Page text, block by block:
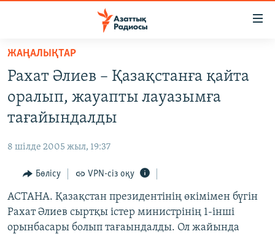
Skip
main
content
Skip
main
Search
AZATTYQTV
АДАМ ҚҰҚЫҚТАРЫ
ӘЛЕУМЕТ
ӘЛЕМ
АРНАЙЫ ЖОБАЛАР
ЖАҢАЛЫҚТАР
Рахат Әлиев – Қазақстанға қайта
оралып, жауапты лауазымға
тағайындалды
8 шілде 2005 жыл, 19:37
Бөлісу VPN-сіз оқу
АСТАНА. Қазақстан президентінің өкімімен бүгін
Рахат Әлиев сыртқы істер министрінің 1-інші
орынбасары болып тағаындалды. Ол жайында